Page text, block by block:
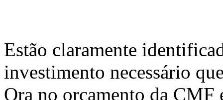
Estão claramente
investimento necessário
Ora no orçamento da CMF